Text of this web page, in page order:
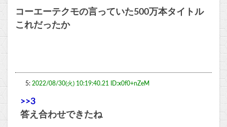
コーエーテクモの言っていた500万本タイトル
これだったか
5: 2022/08/30(火) 10:19:40.21 ID:x0f0+nZeM
>>3
答え合わせできたね